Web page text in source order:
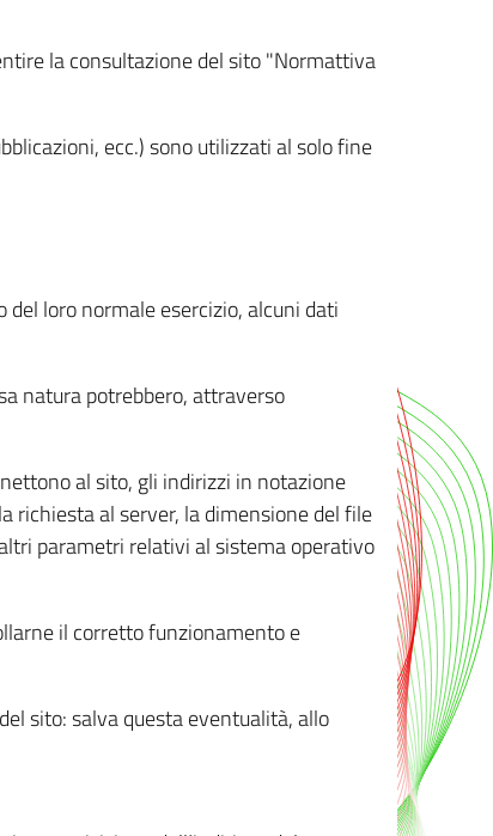
la consultazione del sito "Normattiva
ecc.) sono utilizzati al solo fine
loro normale esercizio, alcuni dati
natura potrebbero, attraverso
al sito, gli indirizzi in notazione
richiesta al server, la dimensione del file
parametri relativi al sistema operativo
il corretto funzionamento e
sito: salva questa eventualità, allo